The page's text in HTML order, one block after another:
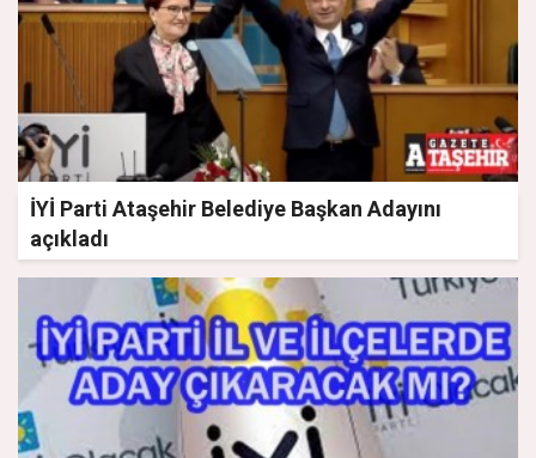
İYİ Parti Ataşehir Belediye Başkan Adayını
açıkladı